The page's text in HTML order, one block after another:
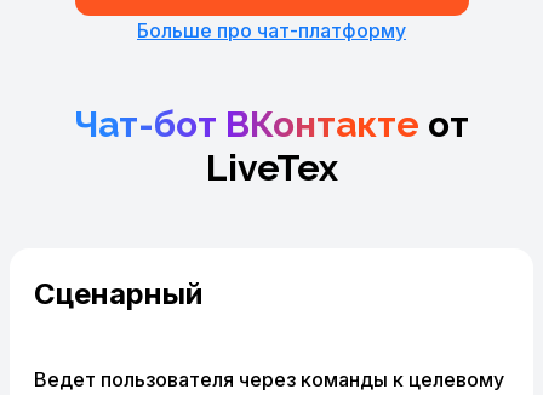
Больше про чат-платформу
Чат-бот ВКонтакте от
LiveTex
Сценарный
Ведет пользователя через команды к целевому